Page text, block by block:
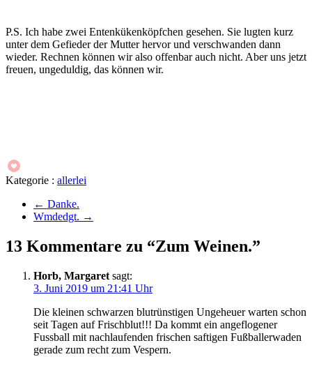
P.S. Ich habe zwei Entenkükenköpfchen gesehen. Sie lugten kurz
unter dem Gefieder der Mutter hervor und verschwanden dann
wieder. Rechnen können wir also offenbar auch nicht. Aber uns jetzt
freuen, ungeduldig, das können wir.
Kategorie : allerlei
← Danke.
Wmdedgt. →
13 Kommentare zu “Zum Weinen.”
Horb, Margaret sagt:
3. Juni 2019 um 21:41 Uhr
Die kleinen schwarzen blutrünstigen Ungeheuer warten schon
seit Tagen auf Frischblut!!! Da kommt ein angeflogener
Fussball mit nachlaufenden frischen saftigen Fußballerwaden
gerade zum recht zum Vespern.